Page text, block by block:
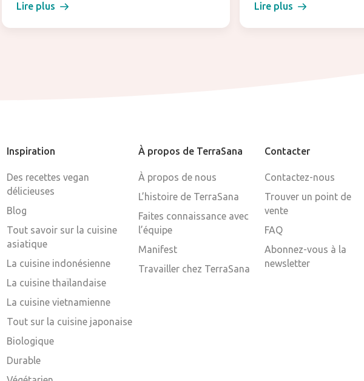
Lire plus Lire plus
Inspiration
Des recettes vegan
délicieuses
Blog
Tout savoir sur la cuisine
asiatique
La cuisine indonésienne
La cuisine thaïlandaise
La cuisine vietnamienne
Tout sur la cuisine japonaise
Biologique
Durable
À propos de TerraSana
À propos de nous
L’histoire de TerraSana
Faites connaissance avec
l’équipe
Manifest
Travailler chez TerraSana
Contacter
Contactez-nous
Trouver un point de
vente
FAQ
Abonnez-vous à la
newsletter